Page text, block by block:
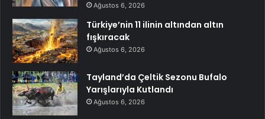
Ağustos 6, 2026
Türkiye’nin 11 ilinin altından altın
fışkıracak
Ağustos 6, 2026
Tayland’da Çeltik Sezonu Bufalo
Yarışlarıyla Kutlandı
Ağustos 6, 2026